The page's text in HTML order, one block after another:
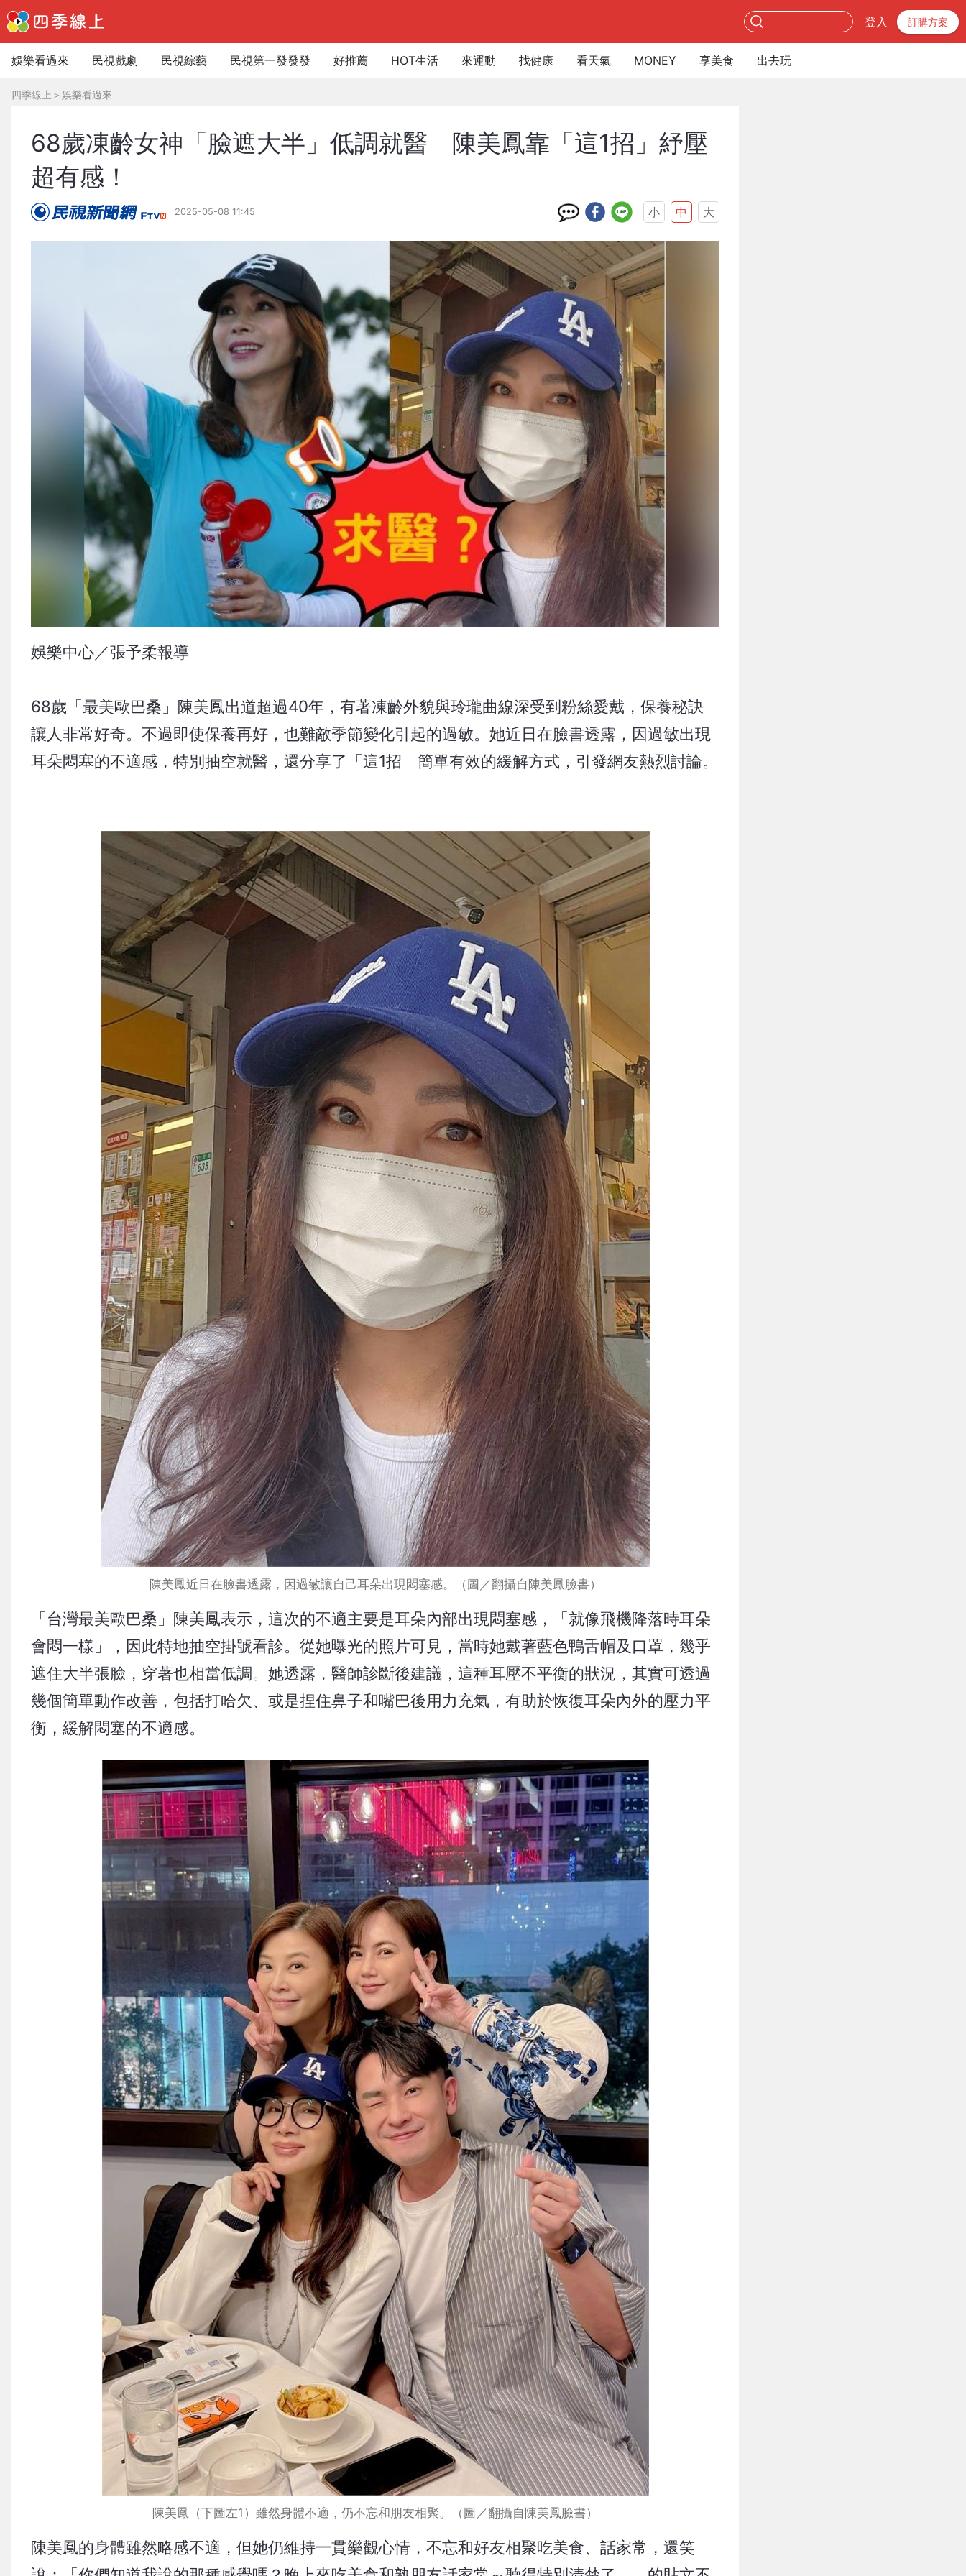
登入 訂購方案
娛樂看過來 民視戲劇 民視綜藝 民視第一發發發 好推薦 HOT生活 來運動 找健康 看天氣 MONEY 享美食 出去玩
四季線上 ＞ 娛樂看過來
68歲凍齡女神「臉遮大半」低調就醫 陳美鳳靠「這1招」紓壓
超有感！
2025-05-08 11:45 小 中 大
娛樂中心／張予柔報導
68歲「最美歐巴桑」陳美鳳出道超過40年，有著凍齡外貌與玲瓏曲線深受到粉絲愛戴，保養秘訣
讓人非常好奇。不過即使保養再好，也難敵季節變化引起的過敏。她近日在臉書透露，因過敏出現
耳朵悶塞的不適感，特別抽空就醫，還分享了「這1招」簡單有效的緩解方式，引發網友熱烈討論。
陳美鳳近日在臉書透露，因過敏讓自己耳朵出現悶塞感。（圖／翻攝自陳美鳳臉書）
「台灣最美歐巴桑」陳美鳳表示，這次的不適主要是耳朵內部出現悶塞感，「就像飛機降落時耳朵
會悶一樣」，因此特地抽空掛號看診。從她曝光的照片可見，當時她戴著藍色鴨舌帽及口罩，幾乎
遮住大半張臉，穿著也相當低調。她透露，醫師診斷後建議，這種耳壓不平衡的狀況，其實可透過
幾個簡單動作改善，包括打哈欠、或是捏住鼻子和嘴巴後用力充氣，有助於恢復耳朵內外的壓力平
衡，緩解悶塞的不適感。
陳美鳳（下圖左1）雖然身體不適，仍不忘和朋友相聚。（圖／翻攝自陳美鳳臉書）
陳美鳳的身體雖然略感不適，但她仍維持一貫樂觀心情，不忘和好友相聚吃美食、話家常，還笑